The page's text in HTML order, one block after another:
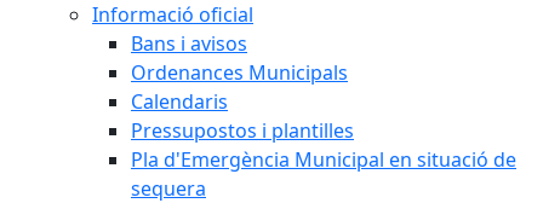
Informació oficial
Bans i avisos
Ordenances Municipals
Calendaris
Pressupostos i plantilles
Pla d'Emergència Municipal en situació de
sequera